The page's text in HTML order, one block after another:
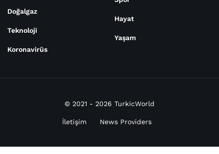
Doğalgaz
Teknoloji
Koronavirüs
Hayat
Yaşam
© 2021 - 2026 TurkicWorld
İletişim News Providers